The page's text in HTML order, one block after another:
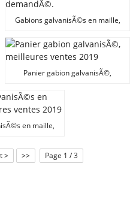
Gabions galvanisÃ©s en maille,
Panier gabion galvanisÃ©,
en maille,
> >> Page 1 / 3